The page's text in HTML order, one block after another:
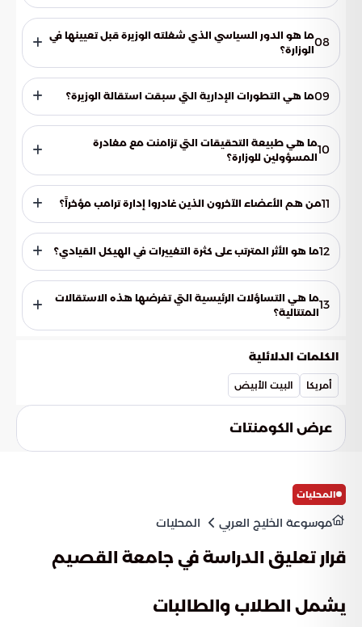
انتهاء فترة عملها في مجلس النواب.
08ما هو الدور السياسي الذي شغلته الوزيرة قبل تعيينها في
الوزارة؟
انتقالها إلى السلطة التنفيذية.09ما هي التطورات الإدارية التي سبقت استقالة الوزيرة؟
المساعدين، بمن فيهم رئيس مكتب الوزيرة ونائبته.
10ما هي طبيعة التحقيقات التي تزامنت مع مغادرة
المسؤولين للوزارة؟
بسوء السلوك داخل أروقة وزارة العمل.11من هم الأعضاء الآخرون الذين غادروا إدارة ترامب مؤخراً؟
بوندي التي تركت وزارة العدل.12ما هو الأثر المترتب على كثرة التغييرات في الهيكل القيادي؟
الكفاءات البديلة لشغل المقاعد الشاغرة في الحكومة.
13ما هي التساؤلات الرئيسية التي تفرضها هذه الاستقالات
المتتالية؟
وقدرتها على مواجهة التحديات التنظيمية والسياسية القائمة.
الكلمات الدلائلية
أمريكا البيت الأبيض
عرض الكومنتات
المحليات
موسوعة الخليج العربي المحليات
قرار تعليق الدراسة في جامعة القصيم
يشمل الطلاب والطالبات